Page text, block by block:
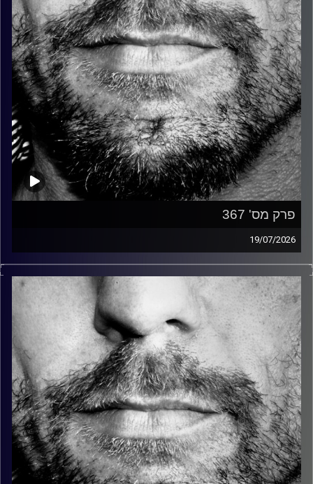
פרק מס' 367
19/07/2026
זיפים, מוזיקה מחוספסת של הופעות חיות. הרבה ג'אם, רוק,
בלוז, bluegrass, ג'אז, Fאנק, פרוגרסיב ואפילו אלקטרוניקה.
כל מה שחי, אמיתי ונושם.
עם שמוליק רגב.
קרדיט תמונות: David Goehring